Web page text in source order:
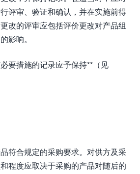
评审、验证和确认，并在实施前得
改的评审应包括评价更改对产品组
影响。
要措施的记录应予保持**（见
符合规定的采购要求。对供方及采
程度应取决于采购的产品对随后的